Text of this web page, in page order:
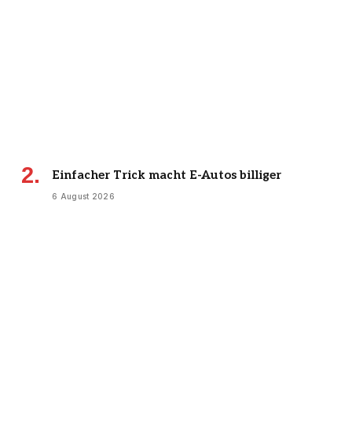
Einfacher Trick macht E-Autos billiger
6 August 2026